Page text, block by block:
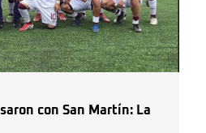
con San Martín: La